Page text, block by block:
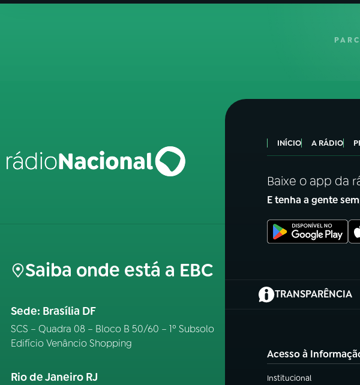
Saiba onde está a EBC
Sede: Brasília DF
SCS – Quadra 08 – Bloco B 50/60 – 1º Subsolo
Edifício Venâncio Shopping
Rio de Janeiro RJ
INÍCIO A RÁDIO
Baixe o app da
E tenha a gente
TRANSPARÊNCIA
(abre em nova aba)
Acesso à
Institucional
(abre em nova aba)